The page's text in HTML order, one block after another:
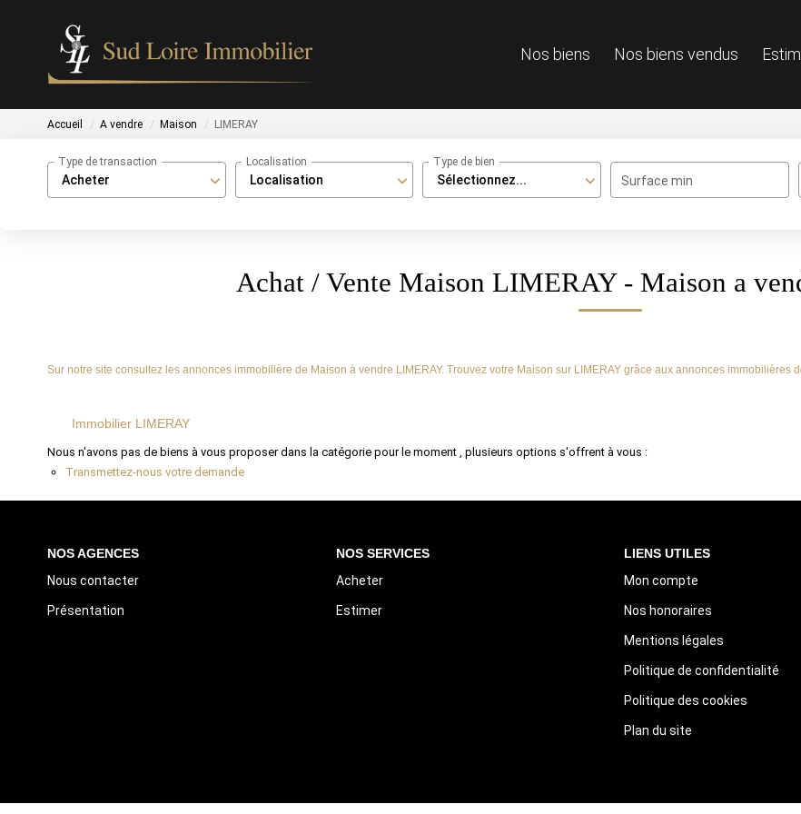
Nos biens Nos biens vendus
Accueil A vendre Maison LIMERAY
Acheter
Type de transaction
Localisation
Localisation
Sélectionnez...
Type de bien
Surface min
Achat / Vente Maison LIMERAY - Maison a
Sur notre site consultez les annonces immobilière de Maison à vendre LIMERAY. Trouvez votre Maison sur LIMERAY grâce aux annonces immobilières
Immobilier LIMERAY
Nous n'avons pas de biens à vous proposer dans la catégorie pour le moment , plusieurs options s'offrent à vous :
Transmettez-nous votre demande
NOS AGENCES
Nous contacter
Présentation
NOS SERVICES
Acheter
Estimer
LIENS UTILES
Mon compte
Nos honoraires
Mentions légales
Politique de confidentialité
Politique des cookies
Plan du site